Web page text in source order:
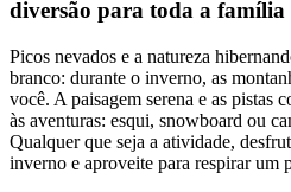
diversão para toda a família
Picos nevados e a natureza
branco: durante o inverno, as
você. A paisagem serena e as pistas
às aventuras: esqui, snowboard ou
Qualquer que seja a atividade,
inverno e aproveite para respirar um